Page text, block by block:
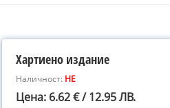
Хартиено издание
Наличност: НЕ
Цена: 6.62 € / 12.95 ЛВ.